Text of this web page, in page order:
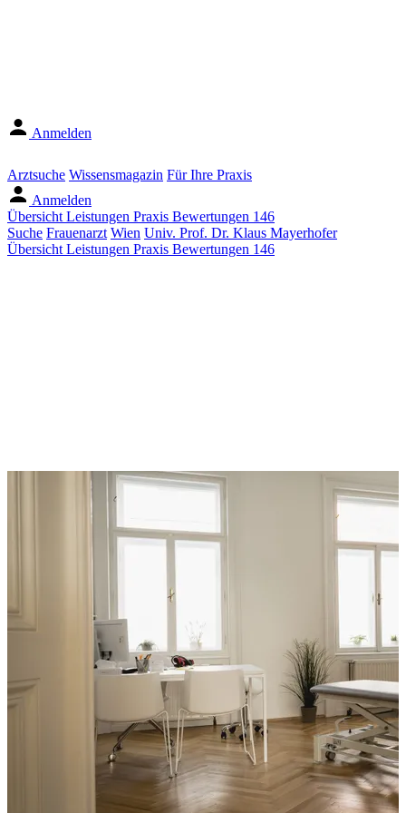
Anmelden
Arztsuche Wissensmagazin Für Ihre Praxis
Anmelden
Übersicht Leistungen Praxis Bewertungen 146
Suche Frauenarzt Wien Univ. Prof. Dr. Klaus Mayerhofer
Übersicht Leistungen Praxis Bewertungen 146